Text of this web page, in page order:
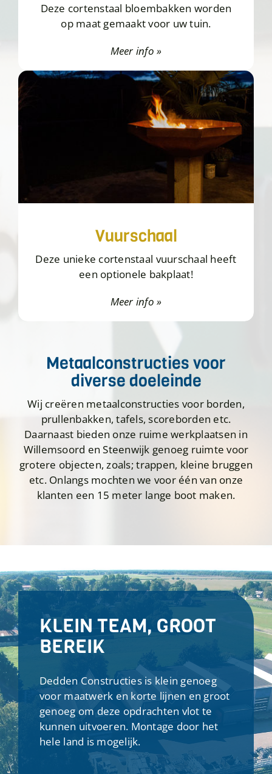
Deze cortenstaal bloembakken worden
op maat gemaakt voor uw tuin.
Meer info »
Vuurschaal
Deze unieke cortenstaal vuurschaal heeft
een optionele bakplaat!
Meer info »
Metaalconstructies voor
diverse doeleinde
Wij creëren metaalconstructies voor borden,
prullenbakken, tafels, scoreborden etc.
Daarnaast bieden onze ruime werkplaatsen in
Willemsoord en Steenwijk genoeg ruimte voor
grotere objecten, zoals; trappen, kleine bruggen
etc. Onlangs mochten we voor één van onze
klanten een 15 meter lange boot maken.
KLEIN TEAM, GROOT
BEREIK
Dedden Constructies is klein genoeg
voor maatwerk en korte lijnen en groot
genoeg om deze opdrachten vlot te
kunnen uitvoeren. Montage door het
hele land is mogelijk.